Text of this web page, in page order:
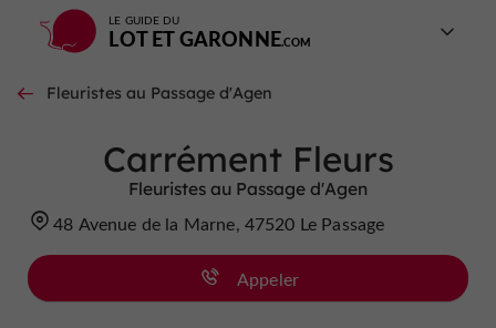
LE GUIDE DU
LOT ET GARONNE
Fleuristes au Passage d'Agen
Carrément Fleurs
Fleuristes au Passage d'Agen
48 Avenue de la Marne, 47520 Le Passage
Appeler